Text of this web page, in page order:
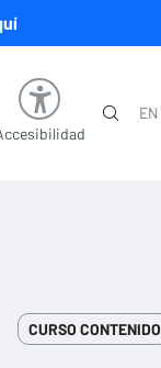
EN
CURSO CONTENIDO